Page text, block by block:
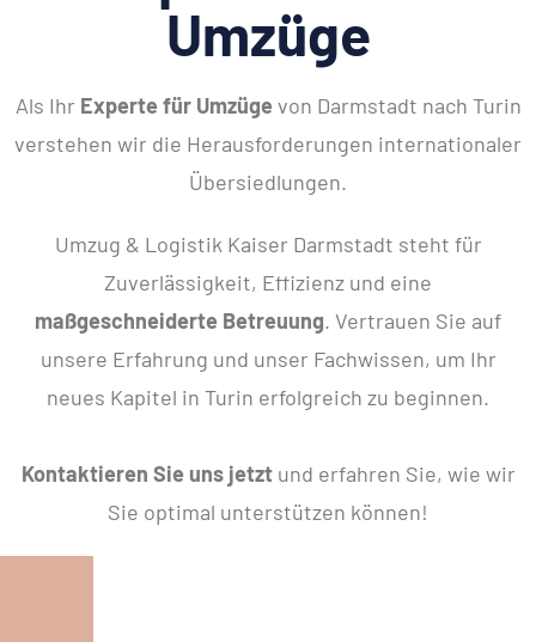
Umzüge
Als Ihr Experte für Umzüge von Darmstadt nach Turin
verstehen wir die Herausforderungen internationaler
Übersiedlungen.
Umzug & Logistik Kaiser Darmstadt steht für
Zuverlässigkeit, Effizienz und eine
maßgeschneiderte Betreuung. Vertrauen Sie auf
unsere Erfahrung und unser Fachwissen, um Ihr
neues Kapitel in Turin erfolgreich zu beginnen.
Kontaktieren Sie uns jetztund erfahren Sie, wie wir
Sie optimal unterstützen können!